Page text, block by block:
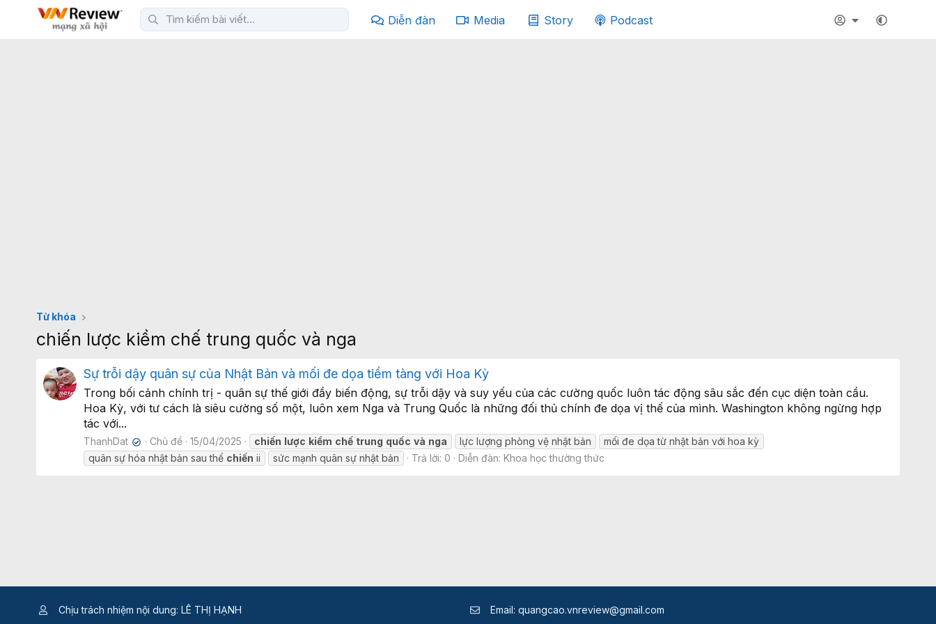
Diễn đàn Media Story Podcast
Từ khóa
chiến lược kiềm chế trung quốc và nga
Sự trỗi dậy quân sự của Nhật Bản và mối đe dọa tiềm tàng với Hoa Kỳ
Trong bối cảnh chính trị - quân sự thế giới đầy biến động, sự trỗi dậy và suy yếu của các cường quốc luôn tác động sâu sắc đến cục diện toàn cầu.
Hoa Kỳ, với tư cách là siêu cường số một, luôn xem Nga và Trung Quốc là những đối thủ chính đe dọa vị thế của mình. Washington không ngừng hợp
tác với...
ThanhDat ✔ Chủ đề 15/04/2025 chiến lược kiềm chế trung quốc và nga lực lượng phòng vệ nhật bản
mối đe dọa từ nhật bản với hoa kỳ
quân sự hóa nhật bản sau thế chiến ii sức mạnh quân sự nhật bản Trả lời: 0 Diễn đàn: Khoa học thường thức
Chịu trách nhiệm nội dung: LÊ THỊ HẠNH Email: quangcao.vnreview@gmail.com